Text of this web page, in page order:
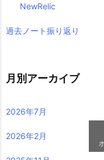
NewRelic
過去ノート振り返り
月別アーカイブ
2026年7月
2026年2月